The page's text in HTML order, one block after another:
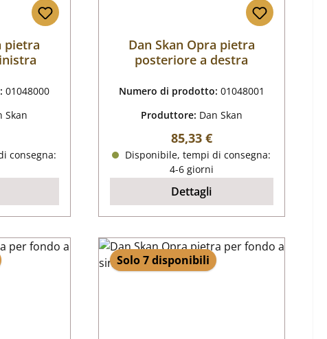
pietra
01048000
Skan
consegna:
Dan Skan Opra pietra
posteriore a destra
Numero di prodotto: 01048001
Produttore: Dan Skan
Prezzo normale:
85,33 €
Disponibile, tempi di consegna:
4-6 giorni
Dettagli
Solo 7 disponibili